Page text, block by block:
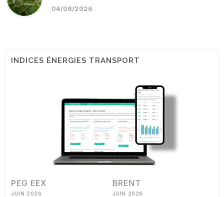
04/08/2026
INDICES ÉNERGIES TRANSPORT
PEG EEX
JUIN 2026
BRENT
JUIN 2026